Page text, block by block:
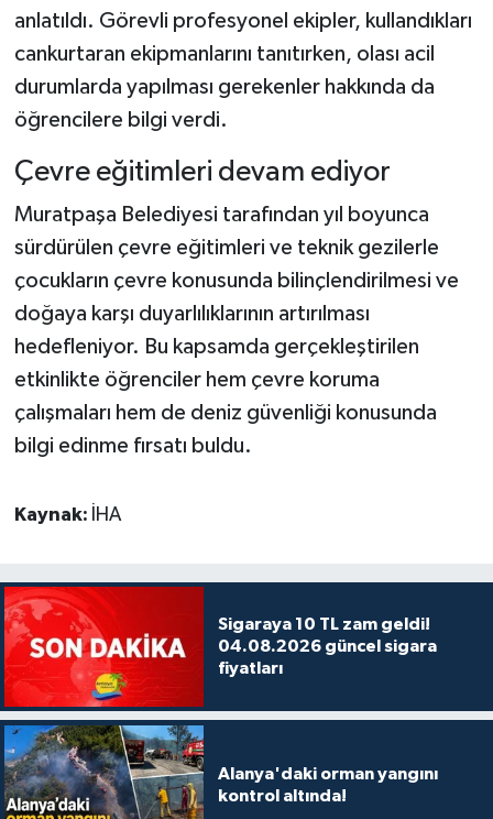
anlatıldı. Görevli profesyonel ekipler, kullandıkları
cankurtaran ekipmanlarını tanıtırken, olası acil
durumlarda yapılması gerekenler hakkında da
öğrencilere bilgi verdi.
Çevre eğitimleri devam ediyor
Muratpaşa Belediyesi tarafından yıl boyunca
sürdürülen çevre eğitimleri ve teknik gezilerle
çocukların çevre konusunda bilinçlendirilmesi ve
doğaya karşı duyarlılıklarının artırılması
hedefleniyor. Bu kapsamda gerçekleştirilen
etkinlikte öğrenciler hem çevre koruma
çalışmaları hem de deniz güvenliği konusunda
bilgi edinme fırsatı buldu.
Kaynak: İHA
Sigaraya 10 TL zam geldi!
04.08.2026 güncel sigara
fiyatları
Alanya'daki orman yangını
kontrol altında!